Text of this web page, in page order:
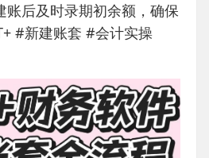
账后及时录期初余额，确保
#新建账套 #会计实操